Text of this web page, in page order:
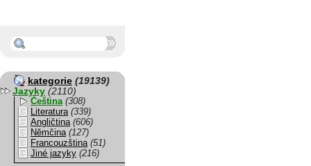
kategorie (19139)
Jazyky (2110)
Čeština (308)
Literatura (339)
Angličtina (606)
Němčina (127)
Francouzština (51)
Jiné jazyky (216)